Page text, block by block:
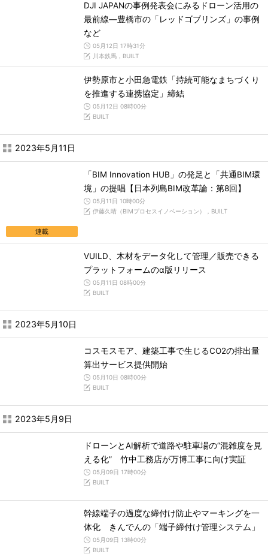
DJI JAPANの事例発表会にみるドローン活用の
最前線―豊橋市の「レッドゴブリンズ」の事例
など
05月12日 17時31分
川本鉄馬，BUILT
伊勢原市と小田急電鉄「持続可能なまちづくり
を推進する連携協定」締結
05月12日 08時00分
BUILT
2023年5月11日
連載
「BIM Innovation HUB」の発足と「共通BIM環
境」の提唱【日本列島BIM改革論：第8回】
05月11日 10時00分
伊藤久晴（BIMプロセスイノベーション），BUILT
VUILD、木材をデータ化して管理／販売できる
プラットフォームのα版リリース
05月11日 08時00分
BUILT
2023年5月10日
コスモスモア、建築工事で生じるCO2の排出量
算出サービス提供開始
05月10日 08時00分
BUILT
2023年5月9日
ドローンとAI解析で道路や駐車場の“混雑度を見
える化” 竹中工務店が万博工事に向け実証
05月09日 17時00分
BUILT
幹線端子の過度な締付け防止やマーキングを一
体化 きんでんの「端子締付け管理システム」
05月09日 13時00分
BUILT